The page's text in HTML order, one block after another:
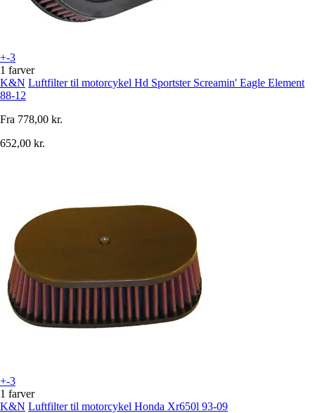
+-3
1 farver
K&N Luftfilter til motorcykel Hd Sportster Screamin' Eagle Element
88-12
Fra 778,00 kr.
652,00 kr.
+-3
1 farver
K&N Luftfilter til motorcykel Honda Xr650l 93-09